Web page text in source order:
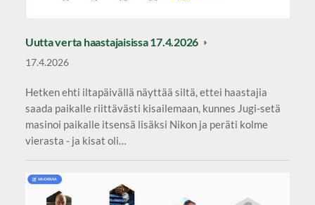
Uutta verta haastajaisissa 17.4.2026
17.4.2026
Hetken ehti iltapäivällä näyttää siltä, ettei haastajia
saada paikalle riittävästi kisailemaan, kunnes Jugi-setä
masinoi paikalle itsensä lisäksi Nikon ja peräti kolme
vierasta - ja kisat oli…